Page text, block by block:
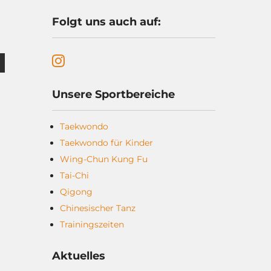
Folgt uns auch auf:
Unsere Sportbereiche
Taekwondo
Taekwondo für Kinder
Wing-Chun Kung Fu
Tai-Chi
Qigong
Chinesischer Tanz
Trainingszeiten
Aktuelles